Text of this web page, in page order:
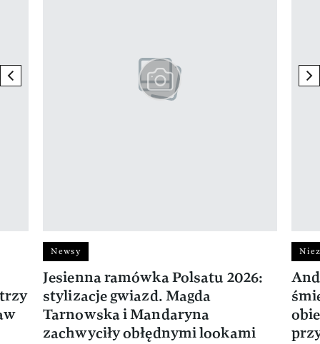
previous element
Newsy
Jesienna ramówka Polsatu 2026:
stylizacje gwiazd. Magda
Tarnowska i Mandaryna
zachwyciły obłędnymi lookami